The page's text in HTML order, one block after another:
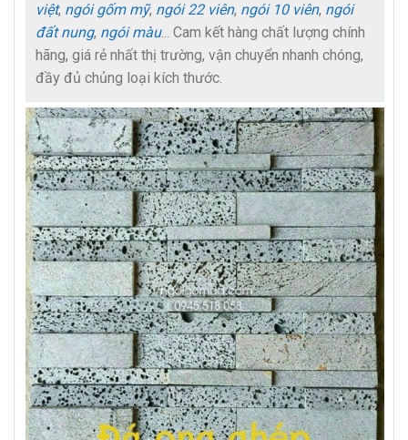
việt, ngói gốm mỹ, ngói 22 viên, ngói 10 viên, ngói
đất nung, ngói màu... Cam kết hàng chất lượng chính
hãng, giá rẻ nhất thị trường, vận chuyển nhanh chóng,
đầy đủ chủng loại kích thước.